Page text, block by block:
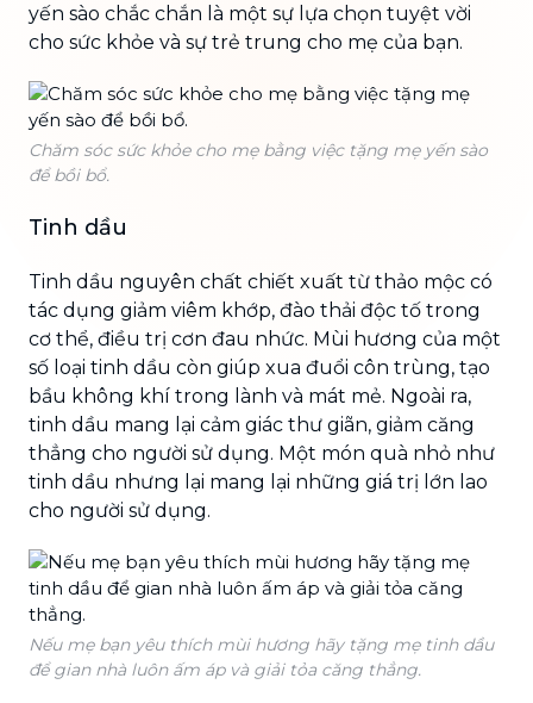
yến sào chắc chắn là một sự lựa chọn tuyệt vời
cho sức khỏe và sự trẻ trung cho mẹ của bạn.
Chăm sóc sức khỏe cho mẹ bằng việc tặng mẹ yến sào
để bồi bổ.
Tinh dầu
Tinh dầu nguyên chất chiết xuất từ thảo mộc có
tác dụng giảm viêm khớp, đào thải độc tố trong
cơ thể, điều trị cơn đau nhức. Mùi hương của một
số loại tinh dầu còn giúp xua đuổi côn trùng, tạo
bầu không khí trong lành và mát mẻ. Ngoài ra,
tinh dầu mang lại cảm giác thư giãn, giảm căng
thẳng cho người sử dụng. Một món quà nhỏ như
tinh dầu nhưng lại mang lại những giá trị lớn lao
cho người sử dụng.
Nếu mẹ bạn yêu thích mùi hương hãy tặng mẹ tinh dầu
để gian nhà luôn ấm áp và giải tỏa căng thẳng.